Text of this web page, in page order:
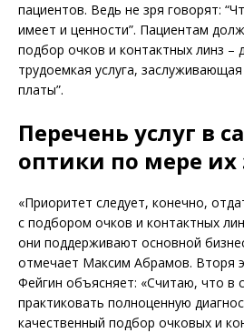
пациентов. Ведь не зря говорят:
имеет и ценности”. Пациентам
подбор очков и контактных линз –
трудоемкая услуга,
платы”.
Перечень услуг в
оптики по мере
«Приоритет следует, конечно,
с подбором очков и контактных
они поддерживают основной
отмечает Максим Абрамов. Вторя
Фейгин объясняет: «Считаю, что в
практиковать полноценную
качественный подбор очковых и